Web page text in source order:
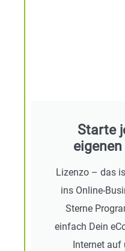
Starte
Lizenzo – das
ins Online-
Sterne
einfach Dein
Internet auf